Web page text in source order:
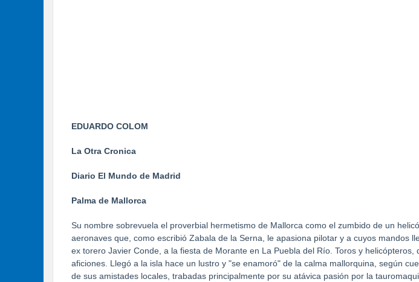
EDUARDO COLOM
La Otra Cronica
Diario El Mundo de Madrid
Palma de Mallorca
Su nombre sobrevuela el proverbial hermetismo de Mallorca como el zumbido de un
aeronaves que, como escribió Zabala de la Serna, le apasiona pilotar y a cuyos mandos
ex torero Javier Conde, a la fiesta de Morante en La Puebla del Río. Toros y helicópteros,
aficiones. Llegó a la isla hace un lustro y "se enamoró" de la calma mallorquina, según
de sus amistades locales, trabadas principalmente por su atávica pasión por la